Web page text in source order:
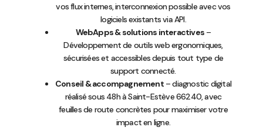
vos flux internes, interconnexion possible avec vos
logiciels existants via API.
WebApps & solutions interactives –
Développement de outils web ergonomiques,
sécurisées et accessibles depuis tout type de
support connecté.
Conseil & accompagnement– diagnostic digital
réalisé sous 48h à Saint-Estève 66240, avec
feuilles de route concrètes pour maximiser votre
impact en ligne.